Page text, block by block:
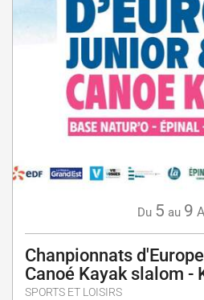
Du 5 au 9
Chanpionnats
Canoé Kayak slalom -
SPORTS ET LOISIRS